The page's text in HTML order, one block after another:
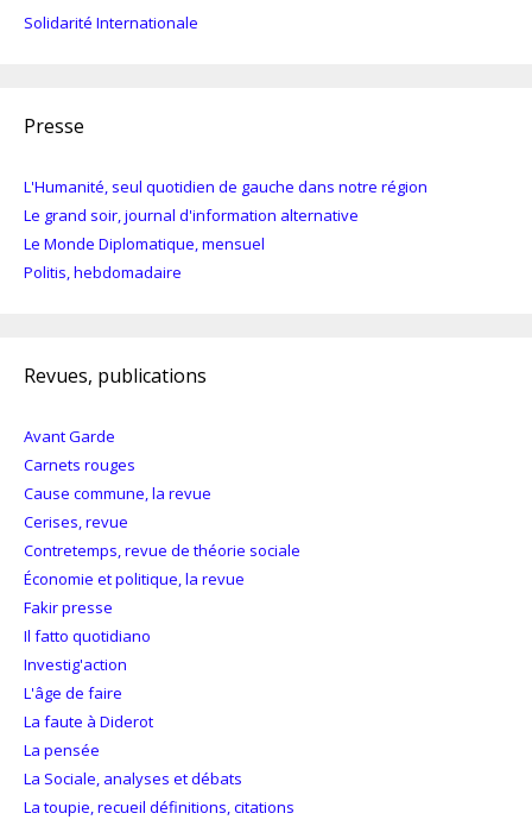
Solidarité Internationale
Presse
L'Humanité, seul quotidien de gauche dans notre région
Le grand soir, journal d'information alternative
Le Monde Diplomatique, mensuel
Politis, hebdomadaire
Revues, publications
Avant Garde
Carnets rouges
Cause commune, la revue
Cerises, revue
Contretemps, revue de théorie sociale
Économie et politique, la revue
Fakir presse
Il fatto quotidiano
Investig'action
L'âge de faire
La faute à Diderot
La pensée
La Sociale, analyses et débats
La toupie, recueil définitions, citations